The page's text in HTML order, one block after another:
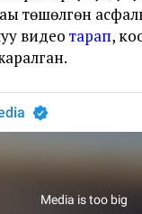
төшөлгөн
видео тарап,